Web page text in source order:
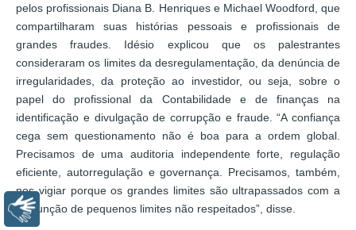
pelos profissionais Diana B. Henriques e Michael Woodford, que
compartilharam suas histórias pessoais e profissionais de
grandes fraudes. Idésio explicou que os palestrantes
consideraram os limites da desregulamentação, da denúncia de
irregularidades, da proteção ao investidor, ou seja, sobre o
papel do profissional da Contabilidade e de finanças na
identificação e divulgação de corrupção e fraude. “A confiança
cega sem questionamento não é boa para a ordem global.
Precisamos de uma auditoria independente forte, regulação
eficiente, autorregulação e governança. Precisamos, também,
nos vigiar porque os grandes limites são ultrapassados com a
conjunção de pequenos limites não respeitados”, disse.
Libras